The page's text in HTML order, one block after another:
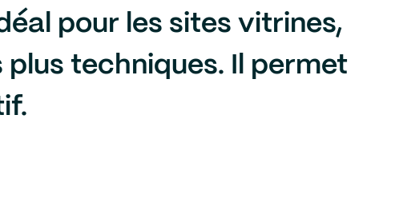
pour les sites vitrines,
techniques. Il permet